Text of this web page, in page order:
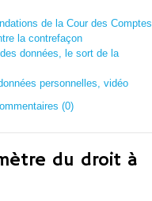
de la Cour des Comptes
la contrefaçon
données, le sort de la
personnelles, vidéo
(0)
du droit à